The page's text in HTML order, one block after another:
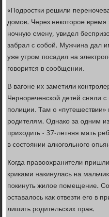
«Подростки решили
домов. Через некоторое
ночную смену, увидел
забрал с собой. Мужчина дал
уже утром посадил на
говорится в сообщении.
В вагоне их заметили
Чернореченской детей сняли
полиции. Там о «путешествии»
родителям. Однако за одним
приходить - 37-летняя мать
в состоянии алкогольного
Когда правоохранители
криками накинулась на
покинуть жилое помещение.
оставалось как отвезти его в
лишить родительских прав.